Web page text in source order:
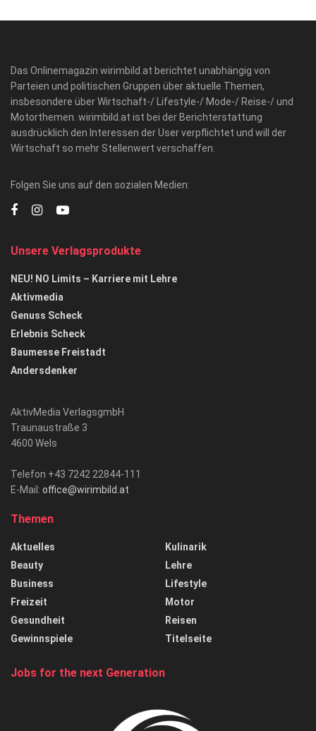
Das Onlinemagazin wirimbild.at berichtet unabhängig von
Parteien und politischen Gruppen über aktuelle Themen,
insbesondere über Wirtschaft-/ Lifestyle-/ Mode-/ Reise-/ und
Motorthemen. wirimbild.at ist bei der Berichterstattung
ausdrücklich den Interessen der User verpflichtet und will der
Wirtschaft so mehr Stellenwert verschaffen.
Folgen Sie uns auf den sozialen Medien:
Unsere Verlagsprodukte
NEU! NO Limits – Karriere mit Lehre
Aktivmedia
Genuss Scheck
Erlebnis Scheck
Baumesse Freistadt
Andersdenker
AktivMedia VerlagsgmbH
Traunaustraße 3
4600 Wels
Telefon +43 7242 22844-111
E-Mail: office@wirimbild.at
Themen
Aktuelles
Beauty
Business
Freizeit
Gesundheit
Gewinnspiele
Kulinarik
Lehre
Lifestyle
Motor
Reisen
Titelseite
Jobs for the next Generation